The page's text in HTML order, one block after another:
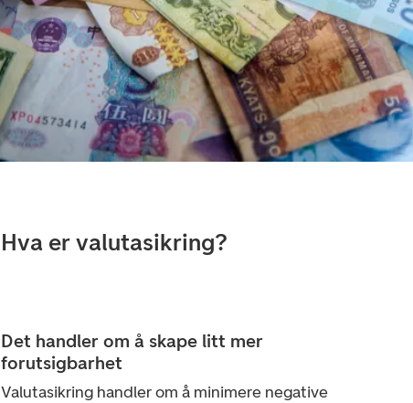
Hva er valutasikring?
Det handler om å skape litt mer
forutsigbarhet
Valutasikring handler om å minimere negative